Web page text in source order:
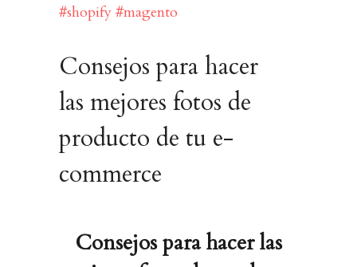
Consejos para hacer
las mejores fotos de
producto de tu e-
commerce
Consejos para hacer las